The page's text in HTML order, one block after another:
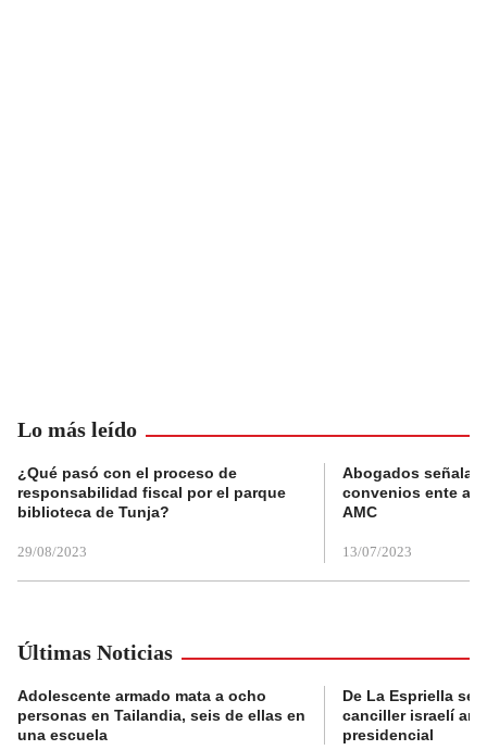
Lo más leído
¿Qué pasó con el proceso de
responsabilidad fiscal por el parque
biblioteca de Tunja?
29/08/2023
Abogados
convenios ente
AMC
13/07/2023
Últimas Noticias
Adolescente armado mata a ocho
personas en Tailandia, seis de ellas en
una escuela
De La Espriella se
canciller israelí
presidencial